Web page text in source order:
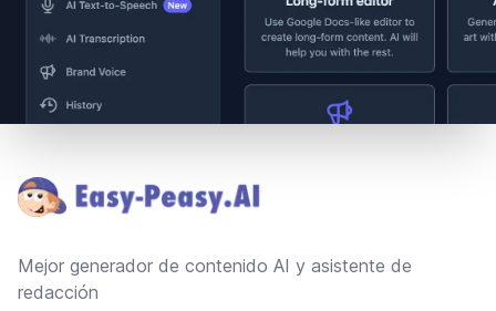
Mejor generador de contenido AI y asistente de
redacción